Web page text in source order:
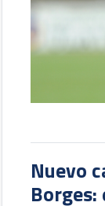
Nuevo
Borges: